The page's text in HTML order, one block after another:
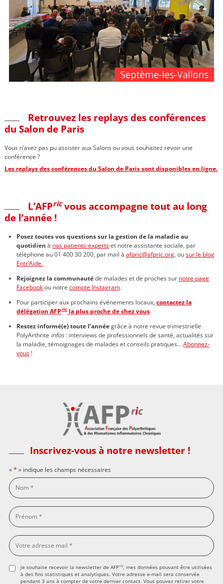
Retrouvez les replays des conférences
du Salon de Paris
Vous n’avez pas pu assister aux Salons ou vous souhaitez revoir une
conférence ?
Les replaysdes conférences du Salon de Paris sont disponibles en ligne.
L’AFPricvous accompagne tout au long
de l’année !
Posez toutes vos questionssur la gestion de la maladie au
quotidien à nos patients-expertset notre assistante sociale, par
téléphone au 01 400 30 200, par mail à afpric@afpric.org, ousur le blog
Entr’Aide.
Rejoignez la communautéde malades et de proches sur notre page
Facebookou notre compte Instagram.
Pour participer aux prochains événements locaux, contactez la
délégation AFPricla plus proche de chez vous.
Restez informé(e) toute l’annéegrâce à notre revue trimestrielle
PolyArthrite infos: interviews de professionnels de santé, actualités sur
la maladie, témoignages de malades et conseils pratiques…Abonnez-
vous !
Inscrivez-vous à notre newsletter !
«*» indique les champs nécessaires
Je souhaite recevoir la newsletter de AFPric, mes données pouvant être utilisées
à des fins statistiques et analytiques. Votre adresse e-mail sera conservée
pendant 3 ans à compter de votre dernier contact. Vous pouvez retirer votre